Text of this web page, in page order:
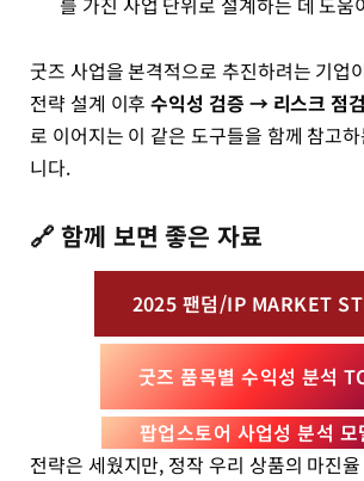
굿즈 사업을 본격적으로 추진하려는 기업
전략 설계 이후수익성 검증 → 리스크 점
로 이어지는 이 같은 도구들을 함께 참고
니다.
🔗 함께 보면 좋은 자료
2025 팬덤/IP MARKET
굿즈 품목별 수익성 분석
팝업스토어 사업성 분석 모
전략은 세웠지만, 정작 우리 상품의 마진